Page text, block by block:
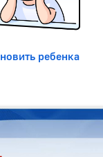
ребенка